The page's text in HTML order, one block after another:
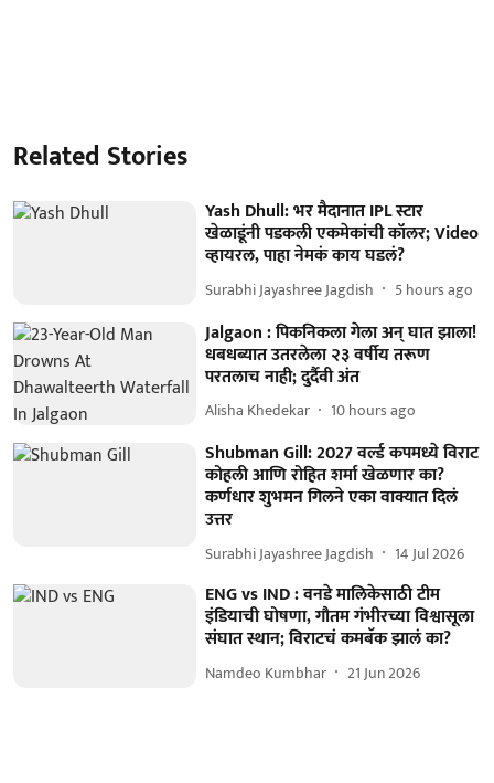
Related Stories
Yash Dhull: भर मैदानात IPL स्टार
खेळाडूंनी पडकली एकमेकांची कॉलर; Video
व्हायरल, पाहा नेमकं काय घडलं?
Surabhi Jayashree Jagdish 5 hours ago
Jalgaon : पिकनिकला गेला अन् घात झाला!
धबधब्यात उतरलेला २३ वर्षीय तरूण
परतलाच नाही; दुर्दैवी अंत
Alisha Khedekar 10 hours ago
Shubman Gill: 2027 वर्ल्ड कपमध्ये विराट
कोहली आणि रोहित शर्मा खेळणार का?
कर्णधार शुभमन गिलने एका वाक्यात दिलं
उत्तर
Surabhi Jayashree Jagdish 14 Jul 2026
ENG vs IND : वनडे मालिकेसाठी टीम
इंडियाची घोषणा, गौतम गंभीरच्या विश्वासूला
संघात स्थान; विराटचं कमबॅक झालं का?
Namdeo Kumbhar 21 Jun 2026